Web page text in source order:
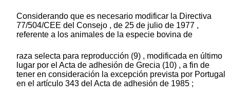
Considerando que es necesario modificar la Directiva
77/504/CEE del Consejo , de 25 de julio de 1977 ,
referente a los animales de la especie bovina de
raza selecta para reproducción (9) , modificada en último
lugar por el Acta de adhesión de Grecia (10) , a fin de
tener en consideración la excepción prevista por Portugal
en el artículo 343 del Acta de adhesión de 1985 ;